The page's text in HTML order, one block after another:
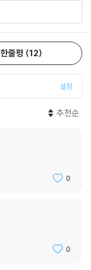
한줄평 12
설정
추천순
0
0